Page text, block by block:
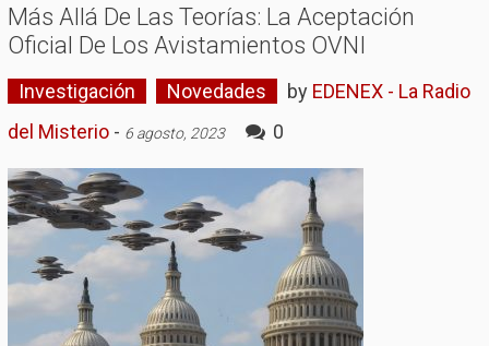
Más Allá De Las Teorías: La Aceptación
Oficial De Los Avistamientos OVNI
Investigación Novedades by EDENEX - La Radio
del Misterio- 6 agosto, 2023 0